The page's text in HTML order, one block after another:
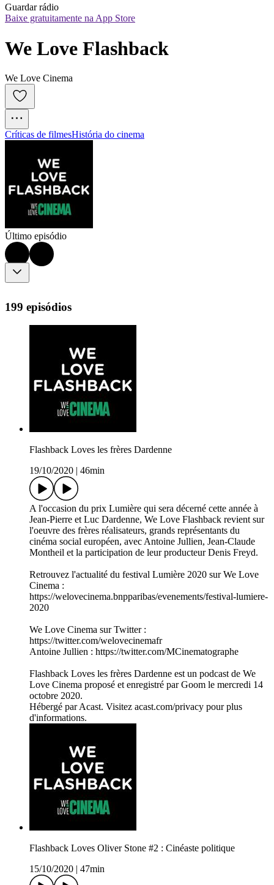
Guardar rádio
Baixe gratuitamente na App Store
We Love Flashback
We Love Cinema
Críticas de filmesHistória do cinema
Último episódio
199 episódios
Flashback Loves les frères Dardenne
19/10/2020
46min
A l'occasion du prix Lumière qui sera décerné cette année à
Jean-Pierre et Luc Dardenne, We Love Flashback revient sur
l'oeuvre des frères réalisateurs, grands représentants du
cinéma social européen, avec Antoine Jullien, Jean-Claude
Montheil et la participation de leur producteur Denis Freyd.
Retrouvez l'actualité du festival Lumière 2020 sur We Love
Cinema :
https://welovecinema.bnpparibas/evenements/festival-lumiere-
2020
We Love Cinema sur Twitter :
https://twitter.com/welovecinemafr
Antoine Jullien : https://twitter.com/MCinematographe
Flashback Loves les frères Dardenne est un podcast de We
Love Cinema proposé et enregistré par Goom le mercredi 14
octobre 2020.
Hébergé par Acast. Visitez acast.com/privacy pour plus
d'informations.
Flashback Loves Oliver Stone #2 : Cinéaste politique
15/10/2020
47min